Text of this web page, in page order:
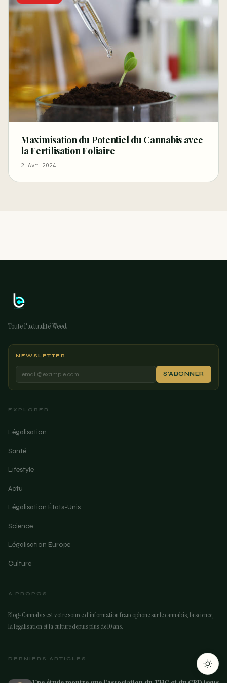
ARTICLE SUIVANT
Le CBD peut aussi offrir un « High »
Maximisation du Potentiel du Cannabis avec
la Fertilisation Foliaire
2 Avr 2024
Toute l'actualité Weed
NEWSLETTER
S'ABONNER
EXPLORER
Légalisation
Santé
Lifestyle
Actu
Légalisation États-Unis
Science
Légalisation Europe
Culture
A PROPOS
Blog-Cannabis est votre source d'information francophone sur le cannabis, la science,
la legalisation et la culture depuis plus de 10 ans.
DERNIERS ARTICLES